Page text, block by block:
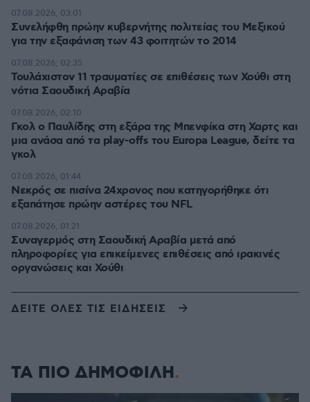
Συνελήφθη πρώην κυβερνήτης πολιτείας του Μεξικού
για την εξαφάνιση των 43 φοιτητών το 2014
07.08.2026, 03:01
Τουλάχιστον 11 τραυματίες σε επιθέσεις των Χούθι στη
νότια Σαουδική Αραβία
07.08.2026, 02:35
Γκολ ο Παυλίδης στη εξάρα της Μπενφίκα στη Χαρτς και
μια ανάσα από τα play-offs του Europa League, δείτε τα
γκολ
07.08.2026, 02:10
Νεκρός σε πισίνα 24χρονος που κατηγορήθηκε ότι
εξαπάτησε πρώην αστέρες του NFL
07.08.2026, 01:44
Συναγερμός στη Σαουδική Αραβία μετά από
πληροφορίες για επικείμενες επιθέσεις από ιρακινές
οργανώσεις και Χούθι
07.08.2026, 01:21
ΔΕΙΤΕ ΟΛΕΣ ΤΙΣ ΕΙΔΗΣΕΙΣ
ΤΑ ΠΙΟ ΔΗΜΟΦΙΛΗ